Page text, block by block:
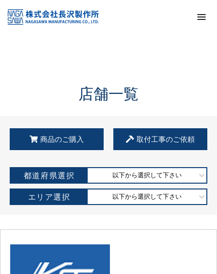
KSS加盟店・取扱店情報
店舗一覧
店舗一覧
商品のご購入 取付工事のご依頼
都道府県選択 以下から選択して下さい
エリア選択 以下から選択して下さい